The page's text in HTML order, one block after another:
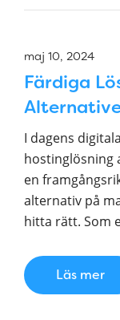
maj 10, 2024
Färdiga
I dagens
hostinglösning
en
alternativ på
hitta rätt. Som
Läs mer